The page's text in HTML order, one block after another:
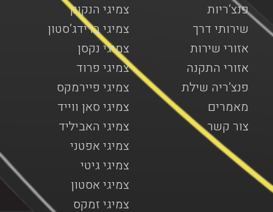
צמיגי הנקוק
צמיגי ברידג’סטון
צמיגי נקסן
צמיגי פרוד
צמיגי פיירמקס
צמיגי סאן ווייד
צמיגי האביליד
צמיגי אפטני
צמיגי גיטי
צמיגי אסטון
צמיגי זמקס
פנצ’ריות
שירותי דרך
אזורי שירות
אזורי התקנה
פנצ’ריה שילת
מאמרים
צור קשר